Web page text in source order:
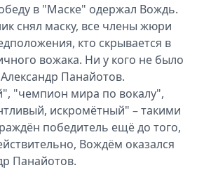
в "Маске" одержал Вождь.
снял маску, все члены жюри
кто скрывается в
вожака. Ни у кого не было
Панайотов.
"чемпион мира по вокалу",
искромётный" – такими
победитель ещё до того,
Вождём оказался
Панайотов.